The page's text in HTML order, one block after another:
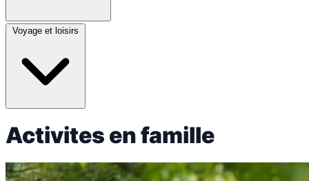
Voyage et loisirs
Activites en famille